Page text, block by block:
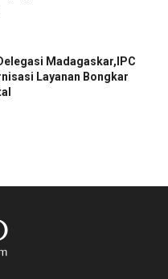
Madagaskar,IPC
Layanan Bongkar